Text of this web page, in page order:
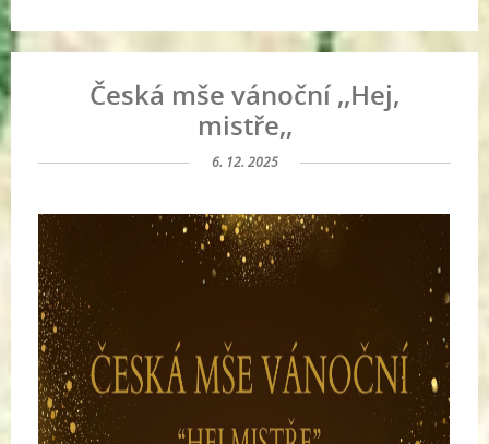
Česká mše vánoční ,,Hej,
mistře,,
6. 12. 2025